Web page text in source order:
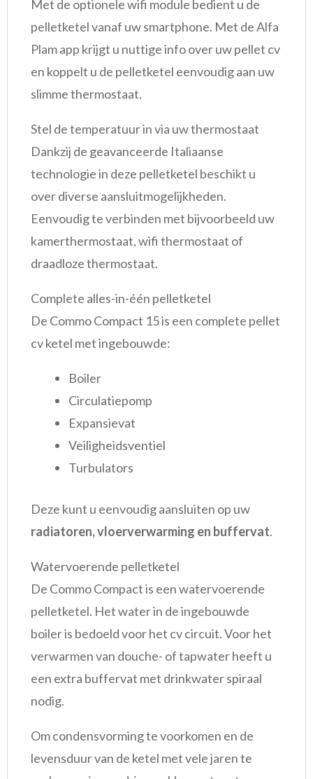
Met de optionele wifi module bedient u de
pelletketel vanaf uw smartphone. Met de Alfa
Plam app krijgt u nuttige info over uw pellet cv
en koppelt u de pelletketel eenvoudig aan uw
slimme thermostaat.
Stel de temperatuur in via uw thermostaat
Dankzij de geavanceerde Italiaanse
technologie in deze pelletketel beschikt u
over diverse aansluitmogelijkheden.
Eenvoudig te verbinden met bijvoorbeeld uw
kamerthermostaat, wifi thermostaat of
draadloze thermostaat.
Complete alles-in-één pelletketel
De Commo Compact 15 is een complete pellet
cv ketel met ingebouwde:
Boiler
Circulatiepomp
Expansievat
Veiligheidsventiel
Turbulators
Deze kunt u eenvoudig aansluiten op uw
radiatoren, vloerverwarming en buffervat.
Watervoerende pelletketel
De Commo Compact is een watervoerende
pelletketel. Het water in de ingebouwde
boiler is bedoeld voor het cv circuit. Voor het
verwarmen van douche- of tapwater heeft u
een extra buffervat met drinkwater spiraal
nodig.
Om condensvorming te voorkomen en de
levensduur van de ketel met vele jaren te